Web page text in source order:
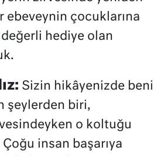
ebeveynin çocuklarına
hediye olan
Sizin hikâyenizde beni
şeylerden biri,
o koltuğu
insan başarıya